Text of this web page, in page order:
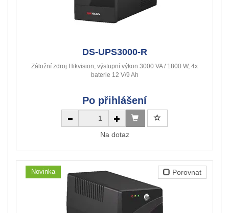
DS-UPS3000-R
Záložní zdroj Hikvision, výstupní výkon 3000 VA / 1800 W, 4x
baterie 12 V/9 Ah
Po přihlášení
Na dotaz
Novinka Porovnat